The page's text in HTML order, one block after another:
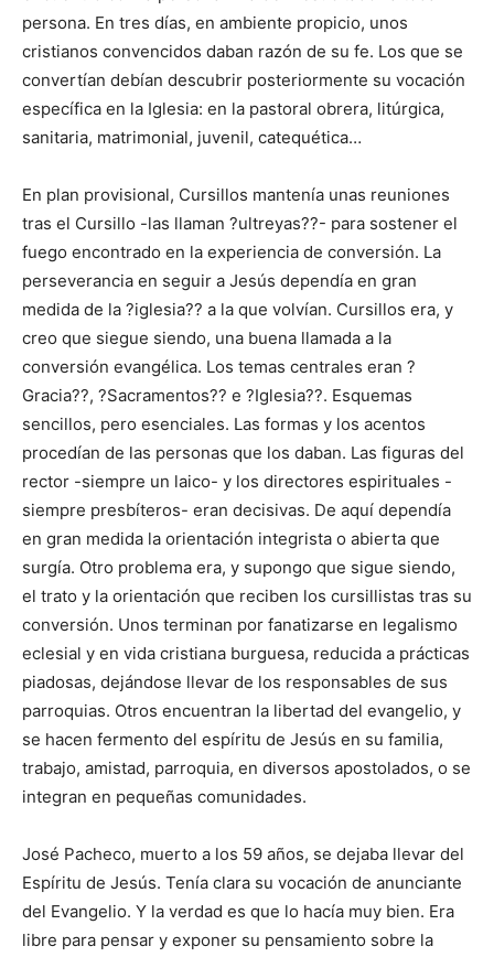
persona. En tres días, en ambiente propicio, unos
cristianos convencidos daban razón de su fe. Los que se
convertían debían descubrir posteriormente su vocación
específica en la Iglesia: en la pastoral obrera, litúrgica,
sanitaria, matrimonial, juvenil, catequética…
En plan provisional, Cursillos mantenía unas reuniones
tras el Cursillo -las llaman ?ultreyas??- para sostener el
fuego encontrado en la experiencia de conversión. La
perseverancia en seguir a Jesús dependía en gran
medida de la ?iglesia?? a la que volvían. Cursillos era, y
creo que siegue siendo, una buena llamada a la
conversión evangélica. Los temas centrales eran ?
Gracia??, ?Sacramentos?? e ?Iglesia??. Esquemas
sencillos, pero esenciales. Las formas y los acentos
procedían de las personas que los daban. Las figuras del
rector -siempre un laico- y los directores espirituales -
siempre presbíteros- eran decisivas. De aquí dependía
en gran medida la orientación integrista o abierta que
surgía. Otro problema era, y supongo que sigue siendo,
el trato y la orientación que reciben los cursillistas tras su
conversión. Unos terminan por fanatizarse en legalismo
eclesial y en vida cristiana burguesa, reducida a prácticas
piadosas, dejándose llevar de los responsables de sus
parroquias. Otros encuentran la libertad del evangelio, y
se hacen fermento del espíritu de Jesús en su familia,
trabajo, amistad, parroquia, en diversos apostolados, o se
integran en pequeñas comunidades.
José Pacheco, muerto a los 59 años, se dejaba llevar del
Espíritu de Jesús. Tenía clara su vocación de anunciante
del Evangelio. Y la verdad es que lo hacía muy bien. Era
libre para pensar y exponer su pensamiento sobre la